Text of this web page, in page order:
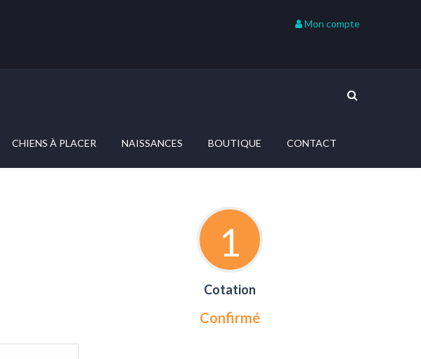
Mon compte
CHIENS À PLACER NAISSANCES BOUTIQUE CONTACT
1
Cotation
Confirmé